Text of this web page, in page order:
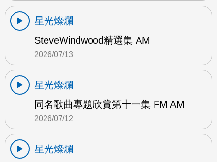
星光燦爛
SteveWindwood精選集 AM
2026/07/13
星光燦爛
同名歌曲專題欣賞第十一集 FM AM
2026/07/12
星光燦爛